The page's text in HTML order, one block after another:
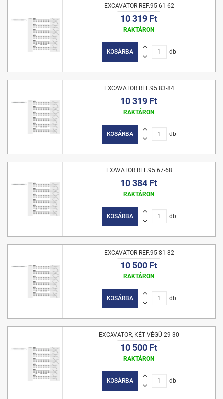
EXCAVATOR REF.95 61-62
10 319 Ft
RAKTÁRON
KOSÁRBA db
EXCAVATOR REF.95 83-84
10 319 Ft
RAKTÁRON
KOSÁRBA db
EXAVATOR REF.95 67-68
10 384 Ft
RAKTÁRON
KOSÁRBA db
EXCAVATOR REF.95 81-82
10 500 Ft
RAKTÁRON
KOSÁRBA db
EXCAVATOR, KÉT VÉGŰ 29-30
10 500 Ft
RAKTÁRON
KOSÁRBA db